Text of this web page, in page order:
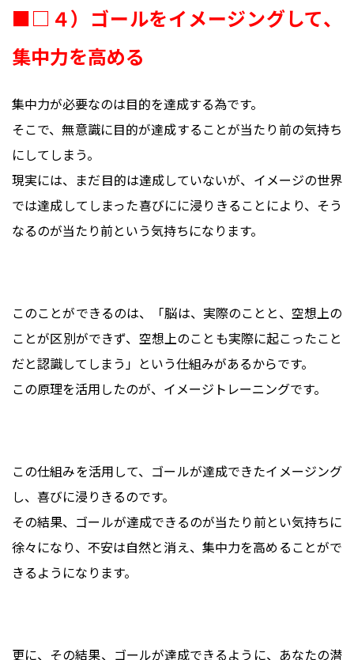
■□４）ゴールをイメージングして、
集中力を高める
集中力が必要なのは目的を達成する為です。
そこで、無意識に目的が達成することが当たり前の気持ち
にしてしまう。
現実には、まだ目的は達成していないが、イメージの世界
では達成してしまった喜びにに浸りきることにより、そう
なるのが当たり前という気持ちになります。
このことができるのは、「脳は、実際のことと、空想上の
ことが区別ができず、空想上のことも実際に起こったこと
だと認識してしまう」という仕組みがあるからです。
この原理を活用したのが、イメージトレーニングです。
この仕組みを活用して、ゴールが達成できたイメージング
し、喜びに浸りきるのです。
その結果、ゴールが達成できるのが当たり前とい気持ちに
徐々になり、不安は自然と消え、集中力を高めることがで
きるようになります。
更に、その結果、ゴールが達成できるように、あなたの潜